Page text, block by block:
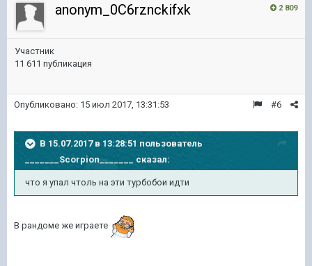
2 809
anonym_0C6rznckifxk
Участник
11 611 публикация
#6
Опубликовано: 15 июл 2017, 13:31:53
В 15.07.2017 в 13:28:51 пользователь
_______Scorpion_______
сказал:
что я упал чтоль на эти турбобои идти
В рандоме же играете